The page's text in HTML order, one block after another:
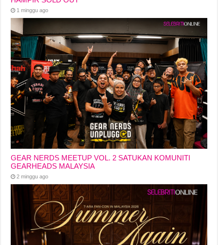
1 minggu ago
GEAR NERDS MEETUP VOL. 2 SATUKAN KOMUNITI
GEARHEADS MALAYSIA
2 minggu ago